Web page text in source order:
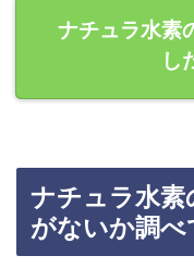
ナチュラ水素
し
ナチュラ水素
がないか調べ